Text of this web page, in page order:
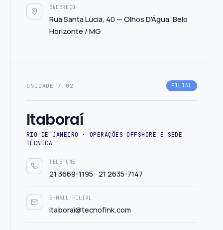
ENDEREÇO
Rua Santa Lúcia, 40 — Olhos D'Água, Belo
Horizonte / MG
UNIDADE / 02 FILIAL
Itaboraí
RIO DE JANEIRO · OPERAÇÕES OFFSHORE E SEDE
TÉCNICA
TELEFONE
21 3669-1195 · 21 2635-7147
E-MAIL FILIAL
itaborai@tecnofink.com